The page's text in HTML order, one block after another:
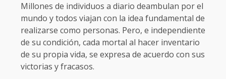
Millones de individuos a diario deambulan por el
mundo y todos viajan con la idea fundamental de
realizarse como personas. Pero, e independiente
de su condición, cada mortal al hacer inventario
de su propia vida, se expresa de acuerdo con sus
victorias y fracasos.